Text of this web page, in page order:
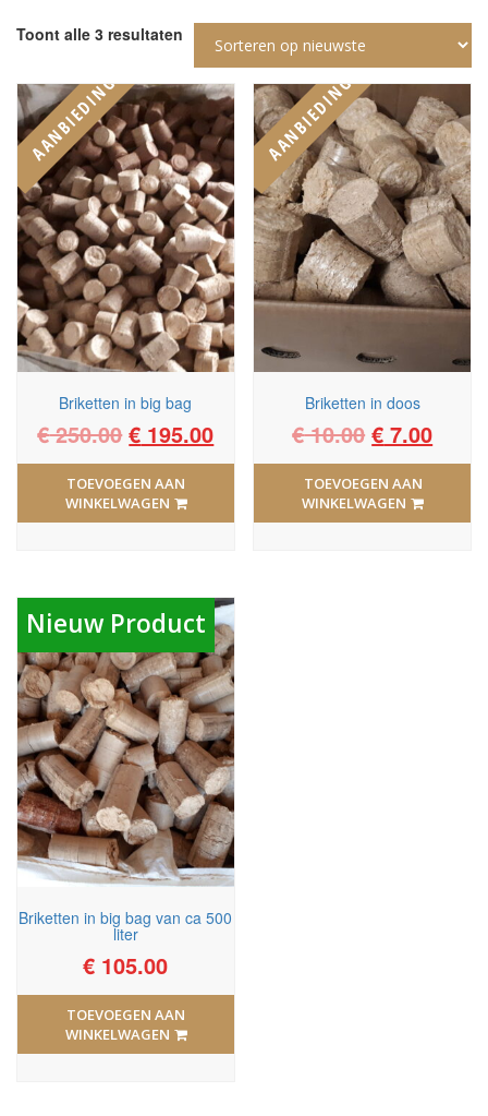
Toont alle 3 resultaten
AANBIEDING!
Briketten in big bag
€250.00Oorspronkelijke
prijs
was:
€ 250.00.
€ 195.00Huidige
prijs
€ 195.00.
TOEVOEGEN AAN
WINKELWAGEN
AANBIEDING!
Briketten in doos
€10.00
prijs
was:
€ 10.00.
€ 7.00
prijs
€
TOEVOEGEN AAN
WINKELWAGEN
Nieuw Product
Briketten in big bag van ca 500
liter
€ 105.00
TOEVOEGEN AAN
WINKELWAGEN